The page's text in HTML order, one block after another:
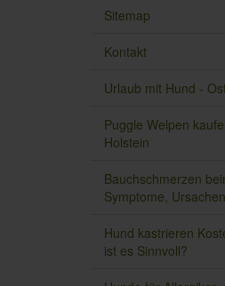
Sitemap
Kontakt
Urlaub mit Hund -
Puggle Welpen
Holstein
Bauchschmerzen
Symptome,
Hund kastrieren
ist es Sinnvoll?